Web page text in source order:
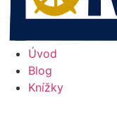
Úvod
Blog
Knížky